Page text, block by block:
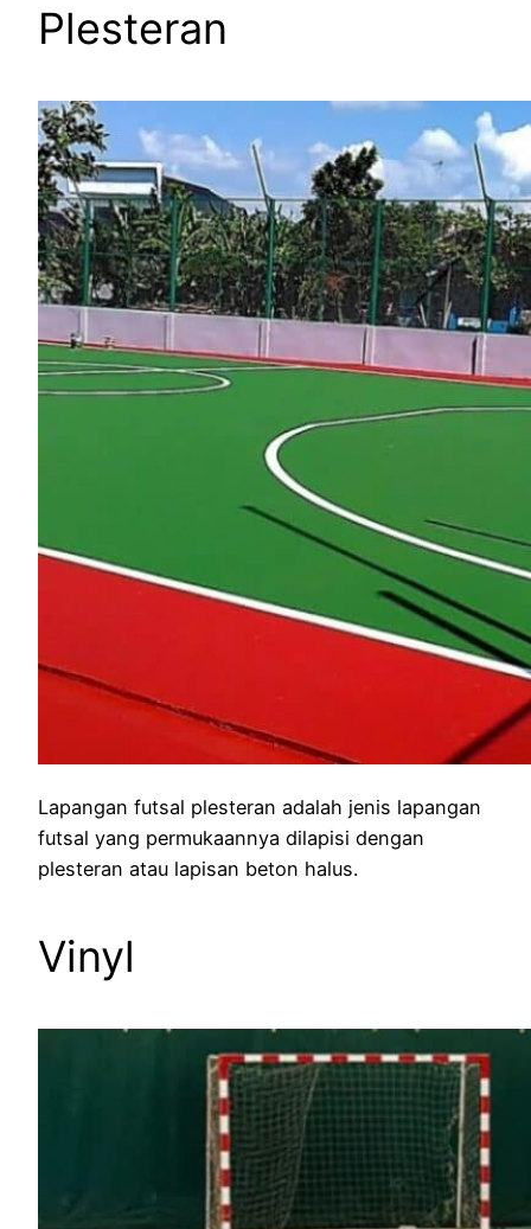
Plesteran
Lapangan futsal plesteran adalah jenis lapangan
futsal yang permukaannya dilapisi dengan
plesteran atau lapisan beton halus.
Vinyl